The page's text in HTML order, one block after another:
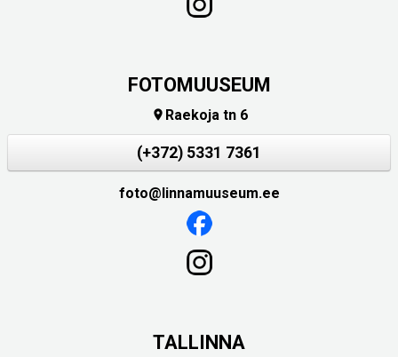
FOTOMUUSEUM
 Raekoja tn 6
(+372) 5331 7361
foto@linnamuuseum.ee
TALLINNA